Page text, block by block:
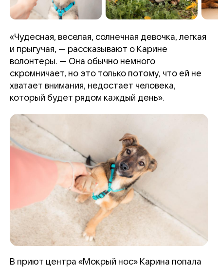
«Чудесная, веселая, солнечная девочка, легкая
и прыгучая, — рассказывают о Карине
волонтеры. — Она обычно немного
скромничает, но это только потому, что ей не
хватает внимания, недостает человека,
который будет рядом каждый день».
В приют центра «Мокрый нос» Карина попала